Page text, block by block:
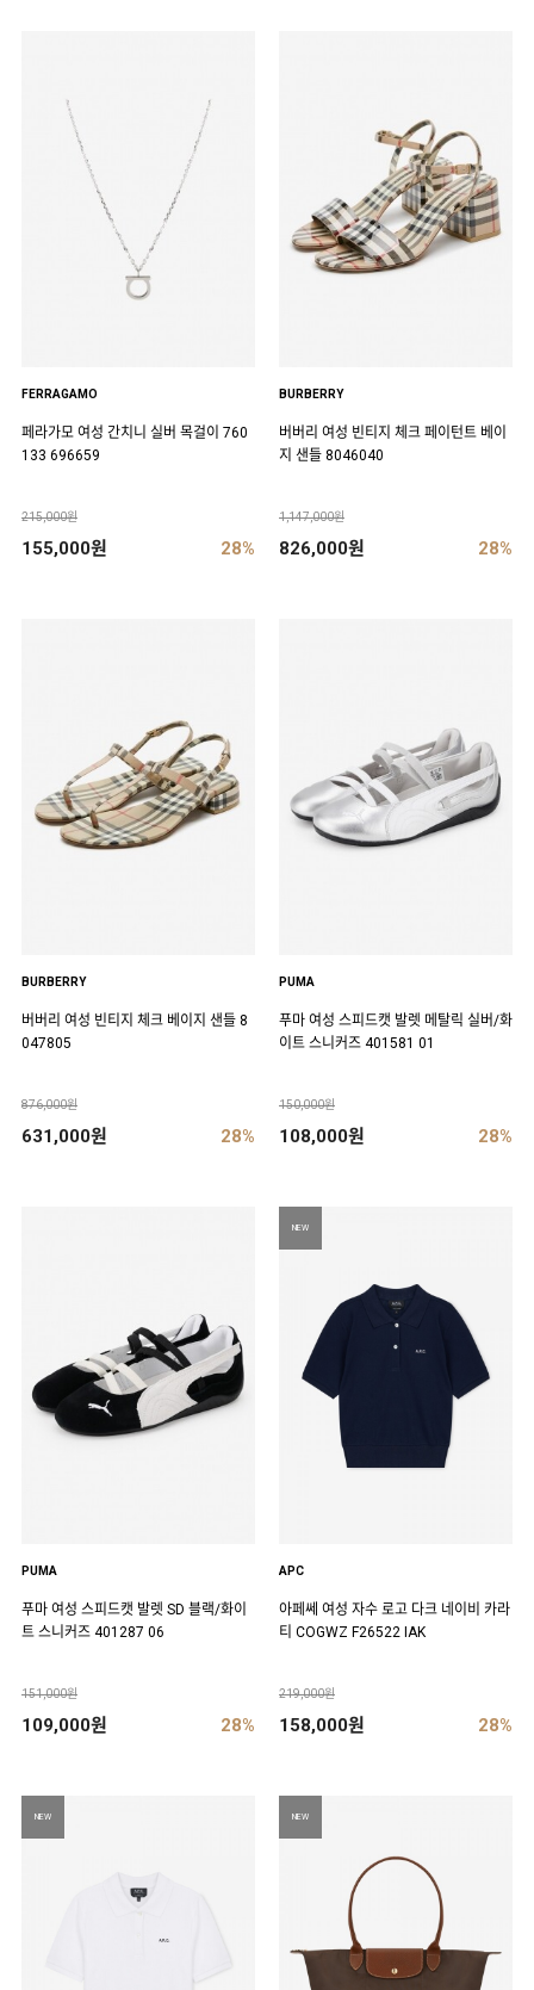
FERRAGAMO
페라가모 여성 간치니 실버 목걸이 760
133 696659
215,000원
155,000원 28%
BURBERRY
버버리 여성 빈티지 체크 페이턴트 베이
지 샌들 8046040
1,147,000원
826,000원 28%
BURBERRY
버버리 여성 빈티지 체크 베이지 샌들 8
047805
876,000원
631,000원 28%
PUMA
푸마 여성 스피드캣 발렛 메탈릭 실버/화
이트 스니커즈 401581 01
150,000원
108,000원 28%
PUMA
푸마 여성 스피드캣 발렛 SD 블랙/화이
트 스니커즈 401287 06
151,000원
109,000원 28%
NEW
APC
아페쎄 여성 자수 로고 다크 네이비 카라
티 COGWZ F26522 IAK
219,000원
158,000원 28%
NEW NEW